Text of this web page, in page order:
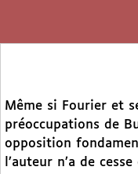
Même si Fourier et
préoccupations de
opposition
l’auteur n’a de